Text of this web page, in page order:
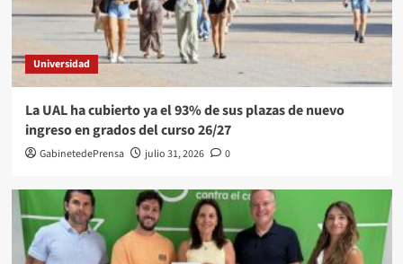
Universidad
La UAL ha cubierto ya el 93% de sus plazas de nuevo
ingreso en grados del curso 26/27
GabinetedePrensa julio 31, 2026 0